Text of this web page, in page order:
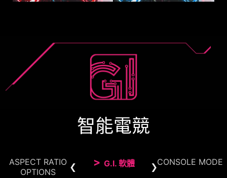
智能電競
ASPECT RATIO
OPTIONS
G.I. 軟體 CONSOLE MODE